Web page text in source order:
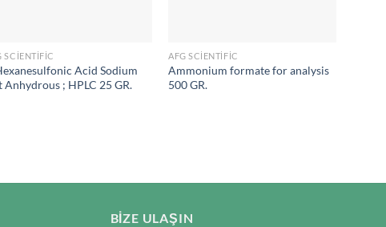
SCIENTIFIC
Acid Sodium
Anhydrous ; HPLC 25 GR.
AFG SCIENTIFIC
Ammonium formate for analysis
500 GR.
BIZE ULAŞIN